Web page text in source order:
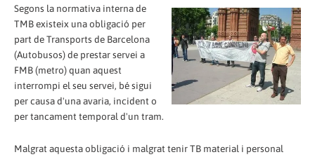
Segons la normativa interna de
TMB existeix una obligació per
part de Transports de Barcelona
(Autobusos) de prestar servei a
FMB (metro) quan aquest
interrompi el seu servei, bé sigui
per causa d'una avaria, incident o
per tancament temporal d'un tram.
Malgrat aquesta obligació i malgrat tenir TB material i personal